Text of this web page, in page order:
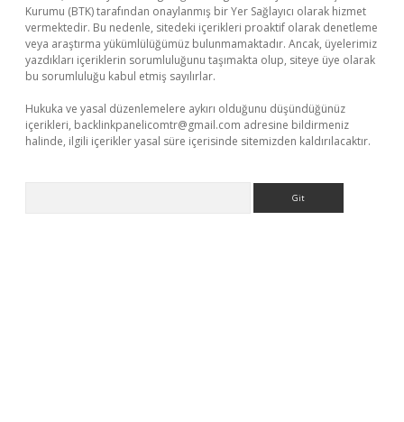
Kurumu (BTK) tarafından onaylanmış bir Yer Sağlayıcı olarak hizmet
vermektedir. Bu nedenle, sitedeki içerikleri proaktif olarak denetleme
veya araştırma yükümlülüğümüz bulunmamaktadır. Ancak, üyelerimiz
yazdıkları içeriklerin sorumluluğunu taşımakta olup, siteye üye olarak
bu sorumluluğu kabul etmiş sayılırlar.
Hukuka ve yasal düzenlemelere aykırı olduğunu düşündüğünüz
içerikleri, backlinkpanelicomtr@gmail.com adresine bildirmeniz
halinde, ilgili içerikler yasal süre içerisinde sitemizden kaldırılacaktır.